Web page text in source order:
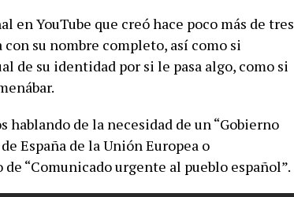
en YouTube que creó hace poco más de tres
con su nombre completo, así como si
de su identidad por si le pasa algo, como si
hablando de la necesidad de un “Gobierno
España de la Unión Europea o
“Comunicado urgente al pueblo español”.